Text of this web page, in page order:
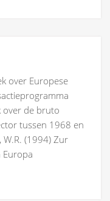
over Europese
over de bruto
tussen 1968 en
(1994) Zur
Europa